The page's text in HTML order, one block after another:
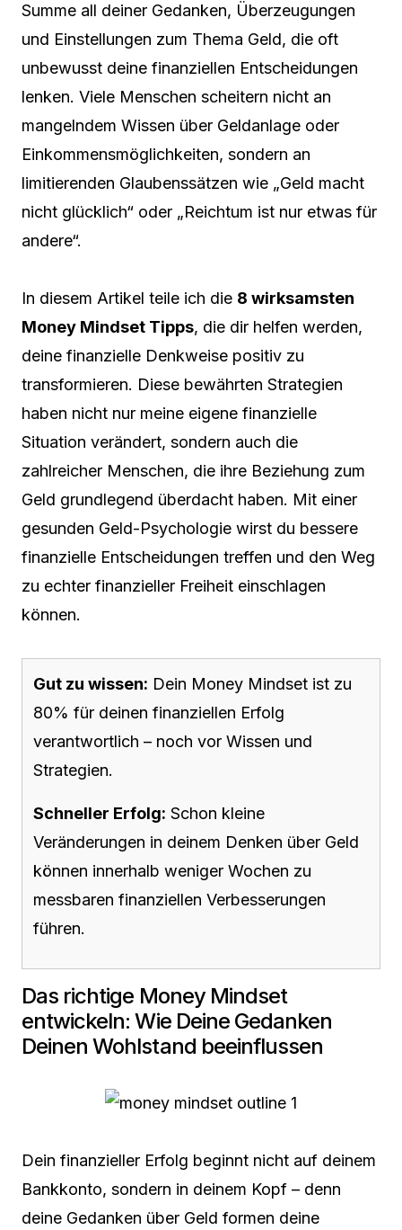
Summe all deiner Gedanken, Überzeugungen
und Einstellungen zum Thema Geld, die oft
unbewusst deine finanziellen Entscheidungen
lenken. Viele Menschen scheitern nicht an
mangelndem Wissen über Geldanlage oder
Einkommensmöglichkeiten, sondern an
limitierenden Glaubenssätzen wie „Geld macht
nicht glücklich“ oder „Reichtum ist nur etwas für
andere“.
In diesem Artikel teile ich die 8 wirksamsten
Money Mindset Tipps, die dir helfen werden,
deine finanzielle Denkweise positiv zu
transformieren. Diese bewährten Strategien
haben nicht nur meine eigene finanzielle
Situation verändert, sondern auch die
zahlreicher Menschen, die ihre Beziehung zum
Geld grundlegend überdacht haben. Mit einer
gesunden Geld-Psychologie wirst du bessere
finanzielle Entscheidungen treffen und den Weg
zu echter finanzieller Freiheit einschlagen
können.
Gut zu wissen: Dein Money Mindset ist zu
80% für deinen finanziellen Erfolg
verantwortlich – noch vor Wissen und
Strategien.
Schneller Erfolg: Schon kleine
Veränderungen in deinem Denken über Geld
können innerhalb weniger Wochen zu
messbaren finanziellen Verbesserungen
führen.
Das richtige Money Mindset
entwickeln: Wie Deine Gedanken
Deinen Wohlstand beeinflussen
Dein finanzieller Erfolg beginnt nicht auf deinem
Bankkonto, sondern in deinem Kopf – denn
deine Gedanken über Geld formen deine